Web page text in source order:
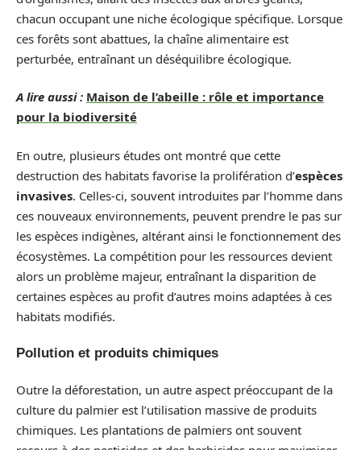
chacun occupant une niche écologique spécifique. Lorsque
ces forêts sont abattues, la chaîne alimentaire est
perturbée, entraînant un déséquilibre écologique.
A lire aussi : Maison de l’abeille : rôle et importance
pour la biodiversité
En outre, plusieurs études ont montré que cette
destruction des habitats favorise la prolifération d’espèces
invasives. Celles-ci, souvent introduites par l’homme dans
ces nouveaux environnements, peuvent prendre le pas sur
les espèces indigènes, altérant ainsi le fonctionnement des
écosystèmes. La compétition pour les ressources devient
alors un problème majeur, entraînant la disparition de
certaines espèces au profit d’autres moins adaptées à ces
habitats modifiés.
Pollution et produits chimiques
Outre la déforestation, un autre aspect préoccupant de la
culture du palmier est l’utilisation massive de produits
chimiques. Les plantations de palmiers ont souvent